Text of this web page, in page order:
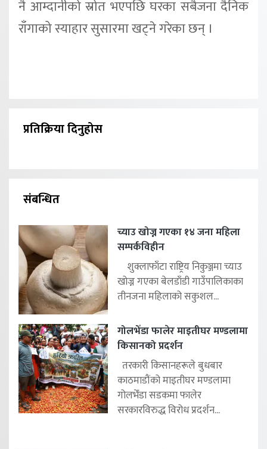
नै आम्दानीको स्रोत भएपछि घरका सबैजना दैनिक
राँगाको स्याहार सुसारमा खट्ने गरेका छन् ।
प्रतिक्रिया दिनुहोस
संबन्धित
च्याउ खोज्न गएका १४ जना महिला
सम्पर्कविहीन
शुक्लाफाँटा राष्ट्रिय निकुञ्जमा च्याउ
खोज्न गएका बेलडाँडी गाउँपालिकाका
तीनजना महिलाको सकुशल...
गोलभेँडा फालेर माइतीघर मण्डलामा
किसानको प्रदर्शन
तरकारी किसानहरूले बुधबार
काठमाडौंको माइतीघर मण्डलामा
गोलभेँडा सडकमा फालेर
सरकारविरुद्ध विरोध प्रदर्शन...